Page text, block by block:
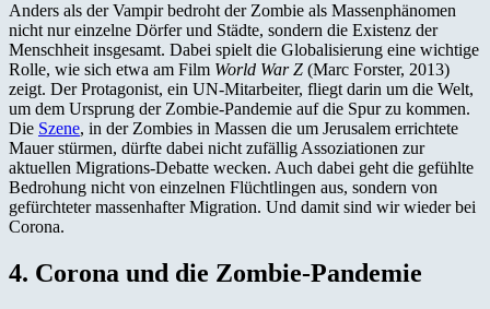
Anders als der Vampir bedroht der Zombie als Massenphänomen
nicht nur einzelne Dörfer und Städte, sondern die Existenz der
Menschheit insgesamt. Dabei spielt die Globalisierung eine wichtige
Rolle, wie sich etwa am Film World War Z (Marc Forster, 2013)
zeigt. Der Protagonist, ein UN-Mitarbeiter, fliegt darin um die Welt,
um dem Ursprung der Zombie-Pandemie auf die Spur zu kommen.
Die Szene, in der Zombies in Massen die um Jerusalem errichtete
Mauer stürmen, dürfte dabei nicht zufällig Assoziationen zur
aktuellen Migrations-Debatte wecken. Auch dabei geht die gefühlte
Bedrohung nicht von einzelnen Flüchtlingen aus, sondern von
gefürchteter massenhafter Migration. Und damit sind wir wieder bei
Corona.
4. Corona und die Zombie-Pandemie